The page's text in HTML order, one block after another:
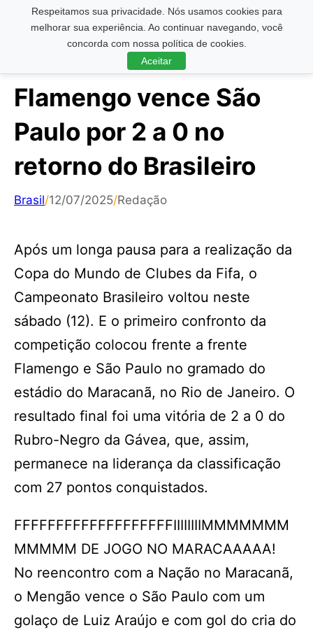
Respeitamos sua privacidade. Nós usamos cookies para
melhorar sua experiência. Ao continuar navegando, você
concorda com nossa política de cookies.
Aceitar
Pesquisar ...
Flamengo vence São
Paulo por 2 a 0 no
retorno do Brasileiro
Brasil/12/07/2025/Redação
Após um longa pausa para a realização da
Copa do Mundo de Clubes da Fifa, o
Campeonato Brasileiro voltou neste
sábado (12). E o primeiro confronto da
competição colocou frente a frente
Flamengo e São Paulo no gramado do
estádio do Maracanã, no Rio de Janeiro. O
resultado final foi uma vitória de 2 a 0 do
Rubro-Negro da Gávea, que, assim,
permanece na liderança da classificação
com 27 pontos conquistados.
FFFFFFFFFFFFFFFFFFFIIIIIIIIMMMMMMM
MMMMM DE JOGO NO MARACAAAAA!
No reencontro com a Nação no Maracanã,
o Mengão vence o São Paulo com um
golaço de Luiz Araújo e com gol do cria do